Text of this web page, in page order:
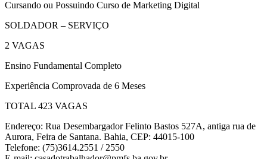
Cursando ou Possuindo Curso de Marketing Digital
SOLDADOR – SERVIÇO
2 VAGAS
Ensino Fundamental Completo
Experiência Comprovada de 6 Meses
TOTAL 423 VAGAS
Endereço: Rua Desembargador Felinto Bastos 527A, antiga rua de
Aurora, Feira de Santana. Bahia, CEP: 44015-100
Telefone: (75)3614.2551 / 2550